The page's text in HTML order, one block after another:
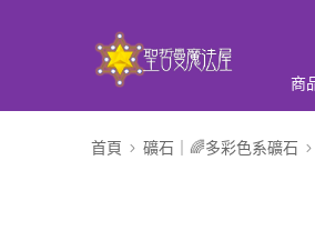
商
首頁 礦石｜🌈多彩色系礦石